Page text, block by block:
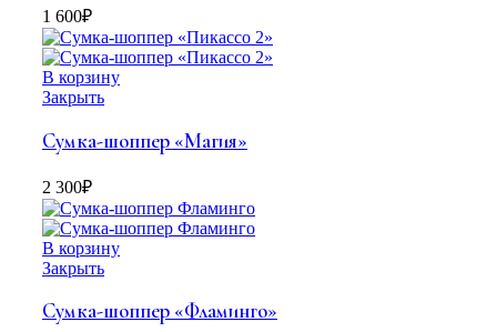
1 600₽
В корзину
Закрыть
Сумка-шоппер «Магия»
2 300₽
В корзину
Закрыть
Сумка-шоппер «Фламинго»